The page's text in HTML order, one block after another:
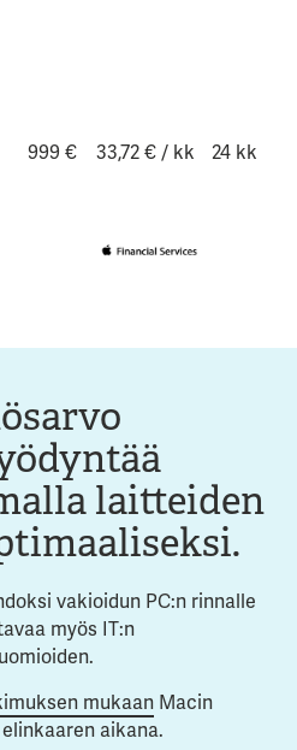
999 € 33,72 € / kk 24 kk
laitteiden
vakioidun PC:n rinnalle
myös IT:n
mukaan Macin
aikana.